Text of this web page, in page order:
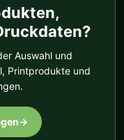
Auswahl und
Printprodukte und
→